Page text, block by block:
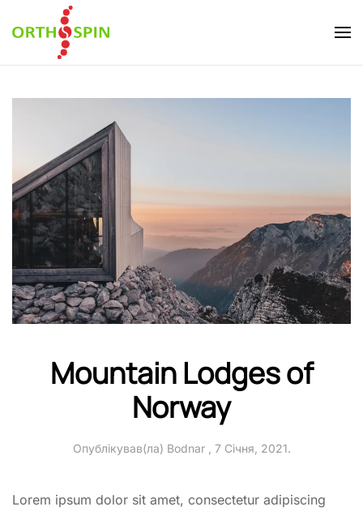
Skip to main content
Mountain Lodges of
Norway
Опублікував(ла) Bodnar, 7 Січня, 2021.
Lorem ipsum dolor sit amet, consectetur adipiscing